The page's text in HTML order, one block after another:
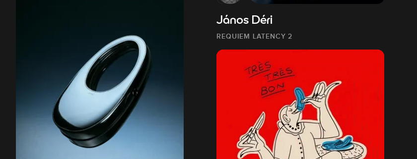
János Déri
REQUIEM LATENCY 2